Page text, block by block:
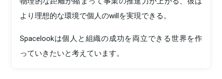
より理想的な環境で個人のwillを実現できる。
Spacelookは個人と組織の成功を両立できる世界を作
っていきたいと考えています。